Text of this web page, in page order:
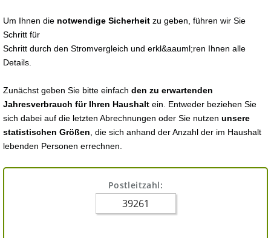
Um Ihnen die notwendige Sicherheit zu geben, führen wir Sie
Schritt für
Schritt durch den Stromvergleich und erkl&aauml;ren Ihnen alle
Details.
Zunächst geben Sie bitte einfach den zu erwartenden
Jahresverbrauch für Ihren Haushalt ein. Entweder beziehen Sie
sich dabei auf die letzten Abrechnungen oder Sie nutzen unsere
statistischen Größen , die sich anhand der Anzahl der im Haushalt
lebenden Personen errechnen.
Postleitzahl: